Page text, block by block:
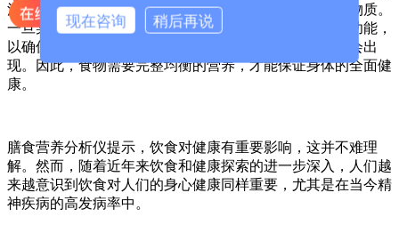
活中的各种挑战，而这每一个挑战都会消耗相应的营养物质。
一旦某些营养不足，身体就会关闭一定数量的指定细胞功能，
以确保主要器官的营养需求。这种情况一出现，疾病就会出
现。因此，食物需要完整均衡的营养，才能保证身体的全面健
康。
膳食营养分析仪提示，饮食对健康有重要影响，这并不难理
解。然而，随着近年来饮食和健康探索的进一步深入，人们越
来越意识到饮食对人们的身心健康同样重要，尤其是在当今精
神疾病的高发病率中。
现在咨询 稍后再说